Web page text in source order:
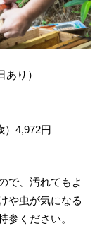
り）
4,972円
で、汚れてもよ
や虫が気になる
参ください。